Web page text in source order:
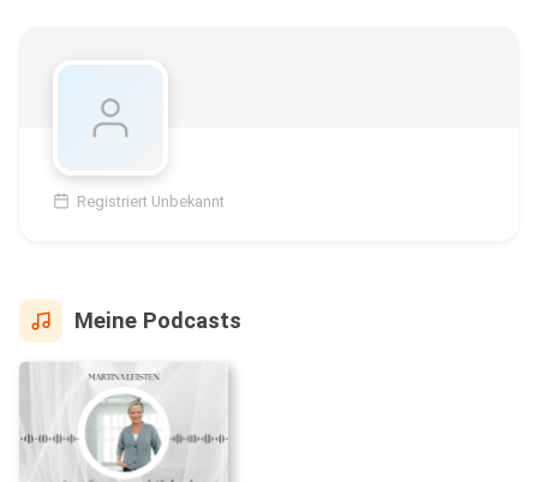
Registriert Unbekannt
Meine Podcasts